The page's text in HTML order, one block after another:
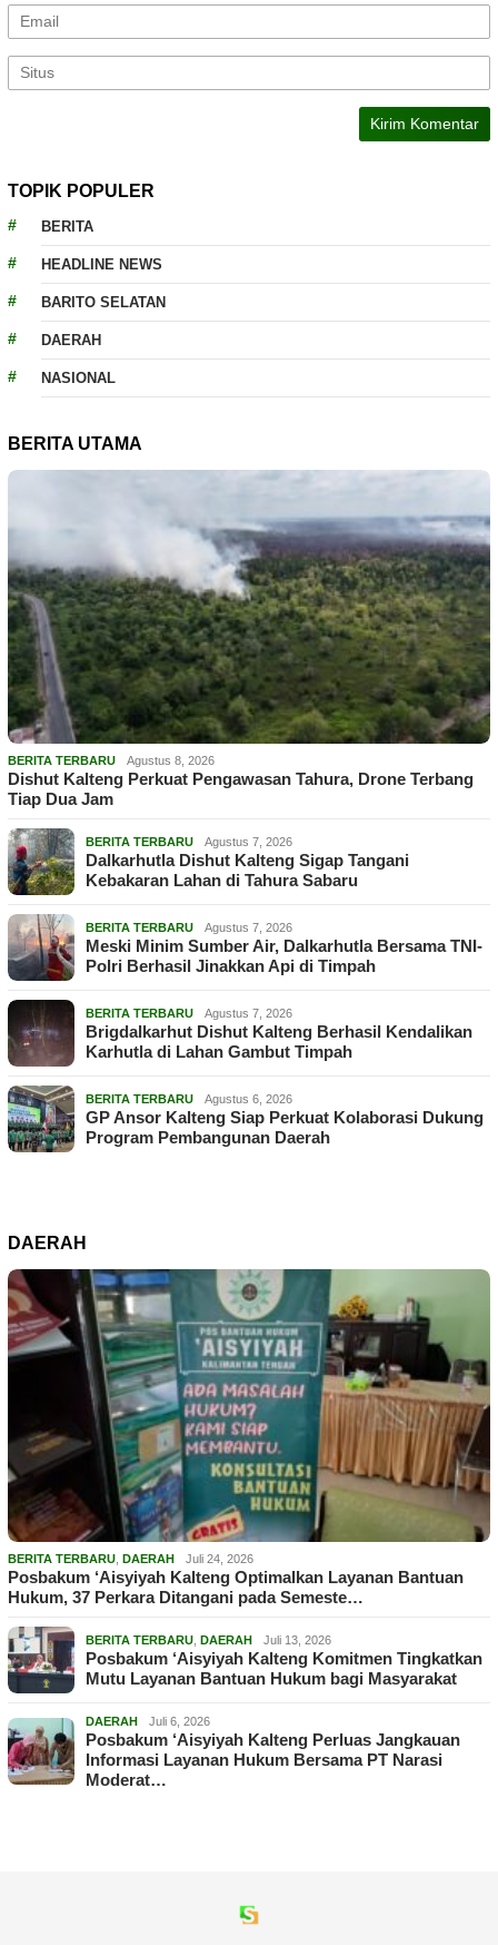
TOPIK POPULER
BERITA
HEADLINE NEWS
BARITO SELATAN
DAERAH
NASIONAL
BERITA UTAMA
BERITA TERBARU Agustus 8, 2026
Dishut Kalteng Perkuat Pengawasan Tahura, Drone Terbang
Tiap Dua Jam
BERITA TERBARU Agustus 7, 2026
Dalkarhutla Dishut Kalteng Sigap Tangani
Kebakaran Lahan di Tahura Sabaru
BERITA TERBARU Agustus 7, 2026
Meski Minim Sumber Air, Dalkarhutla Bersama TNI-
Polri Berhasil Jinakkan Api di Timpah
BERITA TERBARU Agustus 7, 2026
Brigdalkarhut Dishut Kalteng Berhasil Kendalikan
Karhutla di Lahan Gambut Timpah
BERITA TERBARU Agustus 6, 2026
GP Ansor Kalteng Siap Perkuat Kolaborasi Dukung
Program Pembangunan Daerah
DAERAH
BERITA TERBARU, DAERAH Juli 24, 2026
Posbakum ‘Aisyiyah Kalteng Optimalkan Layanan Bantuan
Hukum, 37 Perkara Ditangani pada Semeste…
BERITA TERBARU, DAERAH Juli 13, 2026
Posbakum ‘Aisyiyah Kalteng Komitmen Tingkatkan
Mutu Layanan Bantuan Hukum bagi Masyarakat
DAERAH Juli 6, 2026
Posbakum ‘Aisyiyah Kalteng Perluas Jangkauan
Informasi Layanan Hukum Bersama PT Narasi
Moderat…